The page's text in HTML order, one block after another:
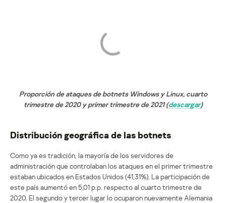
Proporción de ataques de botnets Windows y Linux, cuarto
trimestre de 2020 y primer trimestre de 2021 (descargar)
Distribución geográfica de las botnets
Como ya es tradición, la mayoría de los servidores de
administración que controlaban los ataques en el primer trimestre
estaban ubicados en Estados Unidos (41,31%). La participación de
este país aumentó en 5,01 p.p. respecto al cuarto trimestre de
2020. El segundo y tercer lugar lo ocuparon nuevamente Alemania